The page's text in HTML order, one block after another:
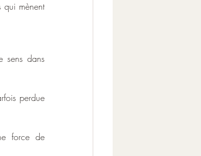
qui mènent
sens dans
perdue
force de